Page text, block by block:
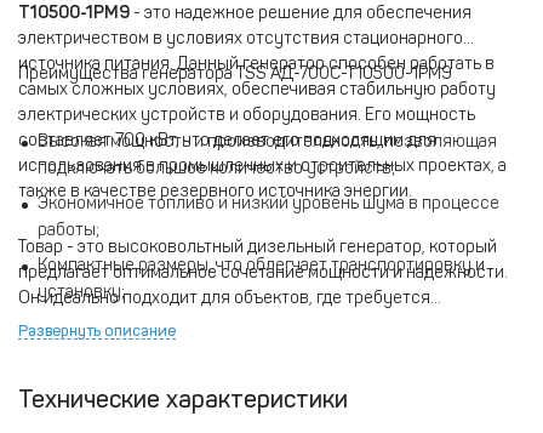
Т10500-1РМ9 - это надежное решение для обеспечения
электричеством в условиях отсутствия стационарного
источника питания. Данный генератор способен работать в
самых сложных условиях, обеспечивая стабильную работу
электрических устройств и оборудования. Его мощность
составляет 700 кВт, что делает его подходящим для
использования в промышленных и строительных проектах, а
также в качестве резервного источника энергии.
Преимущества генератора TSS АД-700С-Т10500-1РМ9
Высокая мощность и производительность, позволяющая
подключать большое количество устройств;
Экономичное топливо и низкий уровень шума в процессе
работы;
Компактные размеры, что облегчает транспортировку и
установку;
Наличие автоматической системы управления и контроля,
Товар - это высоковольтный дизельный генератор, который
предлагает оптимальное сочетание мощности и надежности.
Он идеально подходит для объектов, где требуется
бесперебойное электроснабжение. Вы можете купить данный
воспользуйтесь выгодным предложением.
Развернуть описание
Технические характеристики